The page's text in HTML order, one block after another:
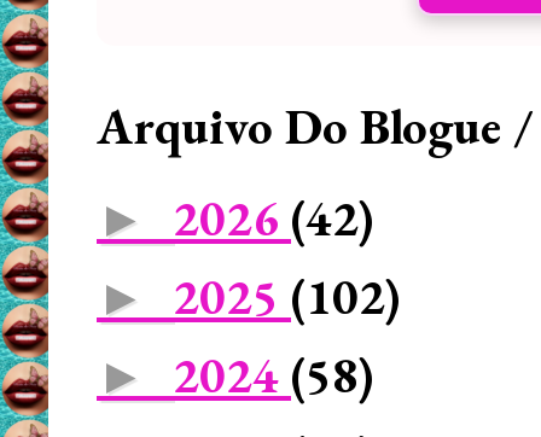
Arquivo Do Blogue
► 2026 (42)
► 2025 (102)
► 2024 (58)